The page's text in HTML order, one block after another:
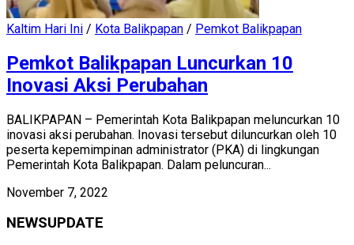
Kaltim Hari Ini / Kota Balikpapan / Pemkot Balikpapan
Pemkot Balikpapan Luncurkan 10
Inovasi Aksi Perubahan
BALIKPAPAN – Pemerintah Kota Balikpapan meluncurkan 10
inovasi aksi perubahan. Inovasi tersebut diluncurkan oleh 10
peserta kepemimpinan administrator (PKA) di lingkungan
Pemerintah Kota Balikpapan. Dalam peluncuran...
November 7, 2022
NEWSUPDATE